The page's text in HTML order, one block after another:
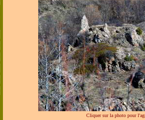
Cliquer sur la photo pour